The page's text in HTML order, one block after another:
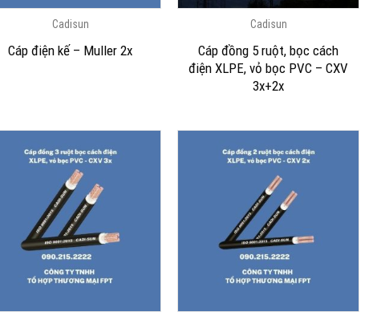
Cadisun
Cáp điện kế – Muller 2x
Cadisun
Cáp đồng 5 ruột, bọc cách
điện XLPE, vỏ bọc PVC – CXV
3x+2x